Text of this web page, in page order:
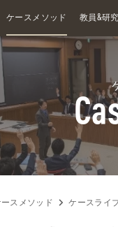
ケースメソッド 教員&研究
ースメソッド ケースライ